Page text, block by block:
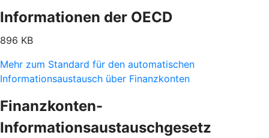
Informationen der OECD
896 KB
Mehr zum Standard für den automatischen
Informationsaustausch über Finanzkonten
Finanzkonten-
Informationsaustauschgesetz